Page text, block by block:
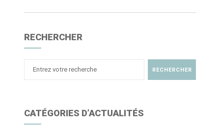
RECHERCHER
CATÉGORIES D’ACTUALITÉS